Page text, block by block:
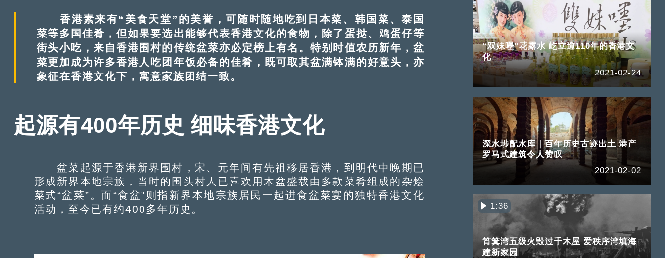
香港素来有“美食天堂”的美誉，可随时随地吃到日本菜、韩国菜、泰国
菜等多国佳肴，但如果要选出能够代表香港文化的食物，除了蛋挞、鸡蛋仔等
街头小吃，来自香港围村的传统盆菜亦必定榜上有名。特别时值农历新年，盆
菜更加成为许多香港人吃团年饭必备的佳肴，既可取其盆满钵满的好意头，亦
象征在香港文化下，寓意家族团结一致。
起源有400年历史 细味香港文化
盆菜起源于香港新界围村，宋、元年间有先祖移居香港，到明代中晚期已
形成新界本地宗族，当时的围头村人已喜欢用木盆盛载由多款菜肴组成的杂烩
菜式“盆菜”。而“食盆”则指新界本地宗族居民一起进食盆菜宴的独特香港文化
活动，至今已有约400多年历史。
“双妹嚜”花露水 屹立逾110年的香港文
化
2021-02-24
深水埗配水库｜百年历史古迹出土 港产
罗马式建筑令人赞叹
2021-02-02
1:36
筲箕湾五级火毁过千木屋 爱秩序湾填海
建新家园